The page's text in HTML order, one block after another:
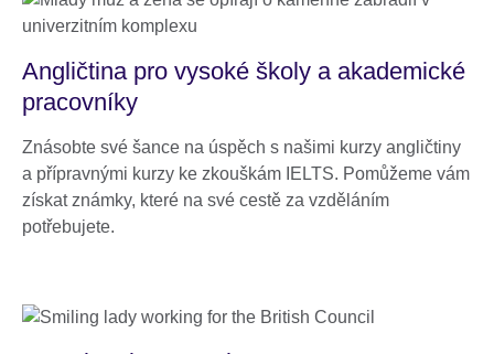
Angličtina pro vysoké školy a akademické
pracovníky
Znásobte své šance na úspěch s našimi kurzy angličtiny
a přípravnými kurzy ke zkouškám IELTS. Pomůžeme vám
získat známky, které na své cestě za vzděláním
potřebujete.